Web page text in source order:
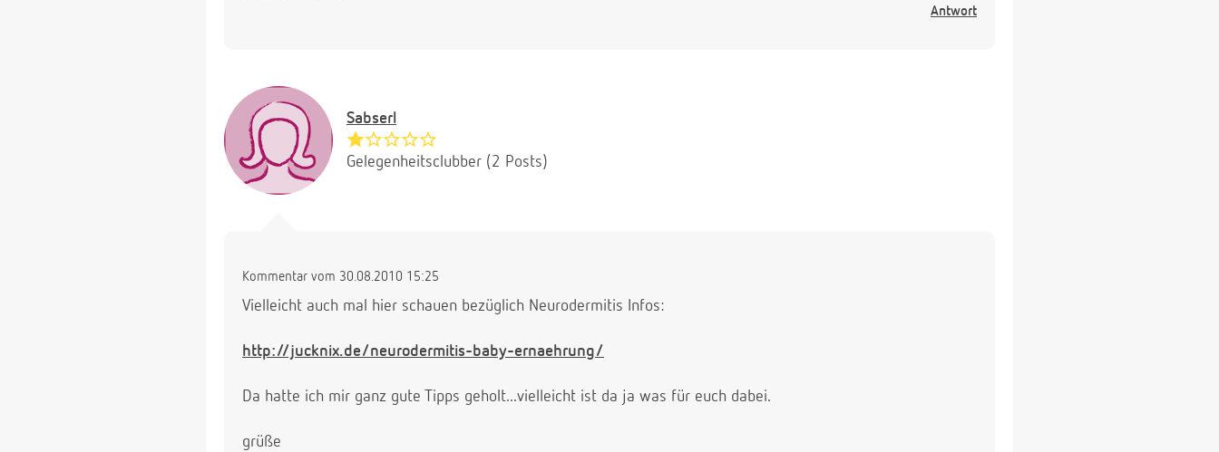
Antwort
Sabserl
Gelegenheitsclubber (2 Posts)
Kommentar vom 30.08.2010 15:25
Vielleicht auch mal hier schauen bezüglich Neurodermitis Infos:
http://jucknix.de/neurodermitis-baby-ernaehrung/
Da hatte ich mir ganz gute Tipps geholt...vielleicht ist da ja was für euch dabei.
grüße